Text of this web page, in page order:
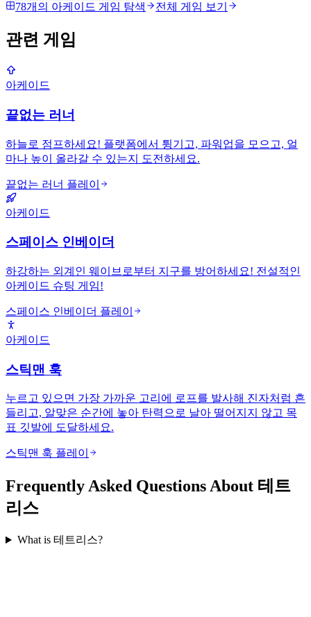
78개의 아케이드 게임 탐색 전체 게임 보기
관련 게임
아케이드
끝없는 러너
하늘로 점프하세요! 플랫폼에서 튕기고, 파워업을 모으고, 얼
마나 높이 올라갈 수 있는지 도전하세요.
끝없는 러너 플레이
아케이드
스페이스 인베이더
하강하는 외계인 웨이브로부터 지구를 방어하세요! 전설적인
아케이드 슈팅 게임!
스페이스 인베이더 플레이
아케이드
스틱맨 훅
누르고 있으면 가장 가까운 고리에 로프를 발사해 진자처럼 흔
들리고, 알맞은 순간에 놓아 탄력으로 날아 떨어지지 않고 목
표 깃발에 도달하세요.
스틱맨 훅 플레이
Frequently Asked Questions About 테트
리스
What is 테트리스?